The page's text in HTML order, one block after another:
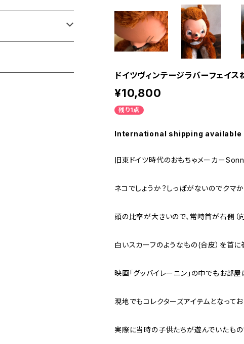
ドイツヴィンテージラバーフェイス
¥10,800
残り1点
International shipping available
旧東ドイツ時代のおもちゃメーカー
ネコでしょうか？しっぽがないのでクマ
頭の比率が大きいので、常時首が右側（
白いスカーフのようなもの(合皮）を首に
映画「グッバイレーニン」の中でもお部屋
現地でもコレクターズアイテムとなって
実際に当時の子供たちが遊んでいたもの